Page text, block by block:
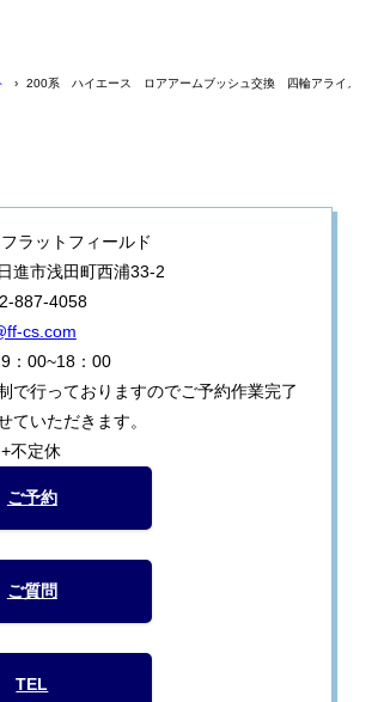
200系 ハイエース ロアアームブッシュ交換 四輪アライメン
ラットフィールド
進市浅田町西浦33-2
887-4058
cs.com
：00~18：00
で行っておりますのでご予約作業完了
ていただきます。
不定休
ご予約
ご質問
TEL